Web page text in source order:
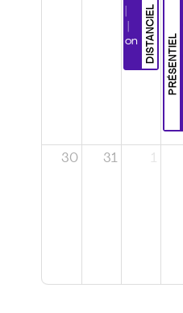
DISTANCIEL
Certification
PRÉSENTIEL
30 31 1